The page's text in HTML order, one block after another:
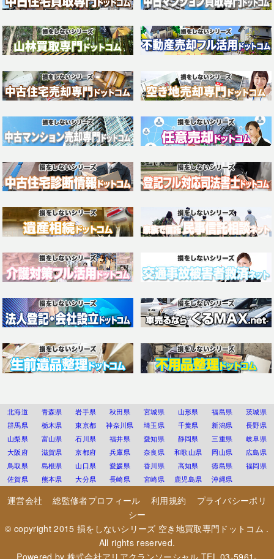
北海道 青森県 岩手県 秋田県 宮城県 山形県 福島県
茨城県
群馬県
栃木県 東京都 神奈川県 埼玉県 千葉県 新潟県
長野県
山梨県
富山県 石川県 福井県 愛知県 静岡県 三重県
岐阜県
大阪府
滋賀県 京都府 兵庫県 奈良県 和歌山県 岡山県
広島県
鳥取県
島根県 山口県 愛媛県 香川県 高知県 徳島県
福岡県
佐賀県
熊本県 大分県 長崎県 宮崎県 鹿児島県 沖縄県
運営会社 総監修者プロフィール 利用規約
プライバシーポリ
シー
© copyright 2015 損をしないシリーズ 空き地買取専門ドットコム .
All rights reserved.
Powered by 株式会社アリアクランソーシャル TEL.03-5961-